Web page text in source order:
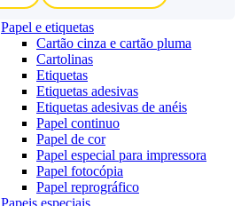
Papel e etiquetas
Cartão cinza e cartão pluma
Cartolinas
Etiquetas
Etiquetas adesivas
Etiquetas adesivas de anéis
Papel continuo
Papel de cor
Papel especial para impressora
Papel fotocópia
Papel reprográfico
Papeis especiais